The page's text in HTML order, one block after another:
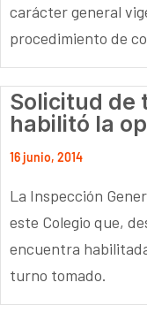
carácter general
procedimiento de
Solicitud de
habilitó la
16 junio, 2014
La Inspección
este Colegio que,
encuentra
turno tomado.